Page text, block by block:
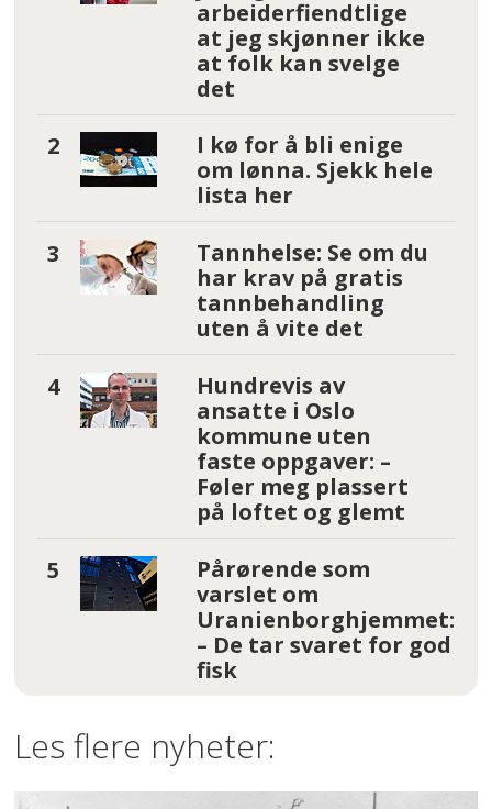
arbeiderfiendtlige
at jeg skjønner ikke
at folk kan svelge
det
I kø for å bli enige
om lønna. Sjekk hele
lista her
Tannhelse: Se om du
har krav på gratis
tannbehandling
uten å vite det
Hundrevis av
ansatte i Oslo
kommune uten
faste oppgaver: –
Føler meg plassert
på loftet og glemt
Pårørende som
varslet om
Uranienborghjemmet:
– De tar svaret for god
fisk
Les flere nyheter: